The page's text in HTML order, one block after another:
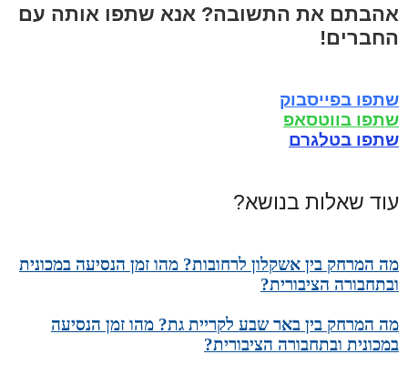
אהבתם את התשובה? אנא שתפו אותה עם
החברים!
שתפו בפייסבוק
שתפו בווטסאפ
שתפו בטלגרם
עוד שאלות בנושא?
מה המרחק בין אשקלון לרחובות? מהו זמן הנסיעה במכונית
ובתחבורה הציבורית?
מה המרחק בין באר שבע לקריית גת? מהו זמן הנסיעה
במכונית ובתחבורה הציבורית?